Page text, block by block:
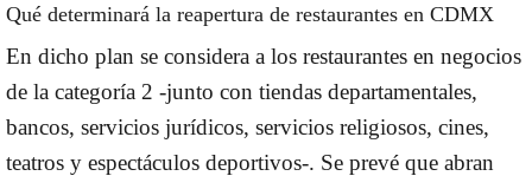
Qué determinará la reapertura de restaurantes en CDMX
En dicho plan se considera a los restaurantes en negocios
de la categoría 2 -junto con tiendas departamentales,
bancos, servicios jurídicos, servicios religiosos, cines,
teatros y espectáculos deportivos-. Se prevé que abran